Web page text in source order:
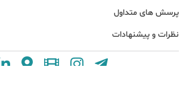
پرسش های متداول
نظرات و پیشنهادات